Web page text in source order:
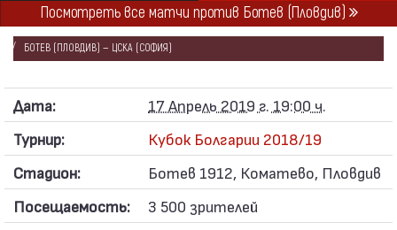
Посмотреть все матчи против Ботев (Пловдив)
ГЛАВНАЯ СЕЗОНЫ 2018/19
КУБОК БОЛГАРИИ 2018/19
БОТЕВ (ПЛОВДИВ) — ЦСКА (СОФИЯ)
Дата:
17 Апрель 2019 г. 19:00 ч.
Турнир:
Кубок Болгарии 2018/19
Стадион:
Ботев 1912, Коматево, Пловдив
Посещаемость:
3 500 зрителей